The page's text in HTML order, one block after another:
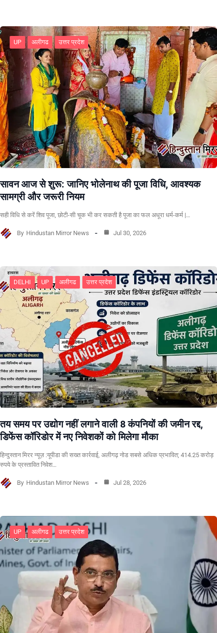
UP अलीगढ उत्तर प्रदेश
सावन आज से शुरू: जानिए भोलेनाथ की पूजा विधि, आवश्यक
सामग्री और जरूरी नियम
सही विधि से करें शिव पूजा, छोटी-सी चूक भी कर सकती है पूजा का फल अधूरा धर्म-कर्म |…
By Hindustan Mirror News Jul 30, 2026
DELHI UP अलीगढ उत्तर प्रदेश
तय समय पर उद्योग नहीं लगाने वाली 8 कंपनियों की जमीन रद्द,
डिफेंस कॉरिडोर में नए निवेशकों को मिलेगा मौका
हिन्दुस्तान मिरर न्यूज़ :यूपीडा की सख्त कार्रवाई, अलीगढ़ नोड सबसे अधिक प्रभावित; 414.25 करोड़
रुपये के प्रस्तावित निवेश…
By Hindustan Mirror News Jul 28, 2026
UP अलीगढ उत्तर प्रदेश